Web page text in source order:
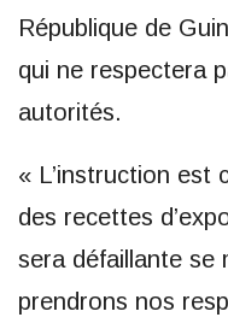
République de
qui ne respectera
autorités.
« L’instruction est
des recettes
sera défaillante se
prendrons nos